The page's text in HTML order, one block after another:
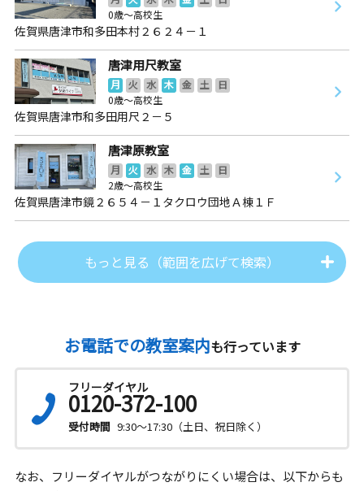
0歳～高校生
佐賀県唐津市和多田本村２６２４－１
唐津用尺教室
月 火 水 木 金 土
日
0歳～高校生
佐賀県唐津市和多田用尺２－５
唐津原教室
月 火 水 木 金 土
日
2歳～高校生
佐賀県唐津市鏡２６５４－１タクロウ団地Ａ棟１Ｆ
もっと見る（範囲を広げて検索）
お電話での教室案内も行っています
フリーダイヤル
0120-372-100
受付時間 9:30～17:30（土日、祝日除く）
なお、フリーダイヤルがつながりにくい場合は、以下からも